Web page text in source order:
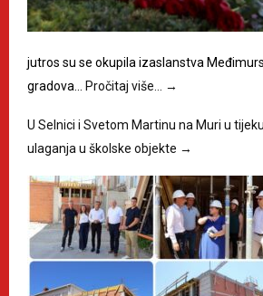
jutros su se okupila izaslanstva
gradova…
Pročitaj više… →
U Selnici i Svetom Martinu na Muri u
ulaganja u školske objekte →